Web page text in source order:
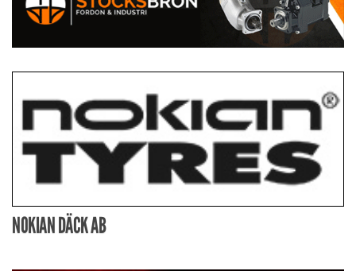
NOKIAN DÄCK AB